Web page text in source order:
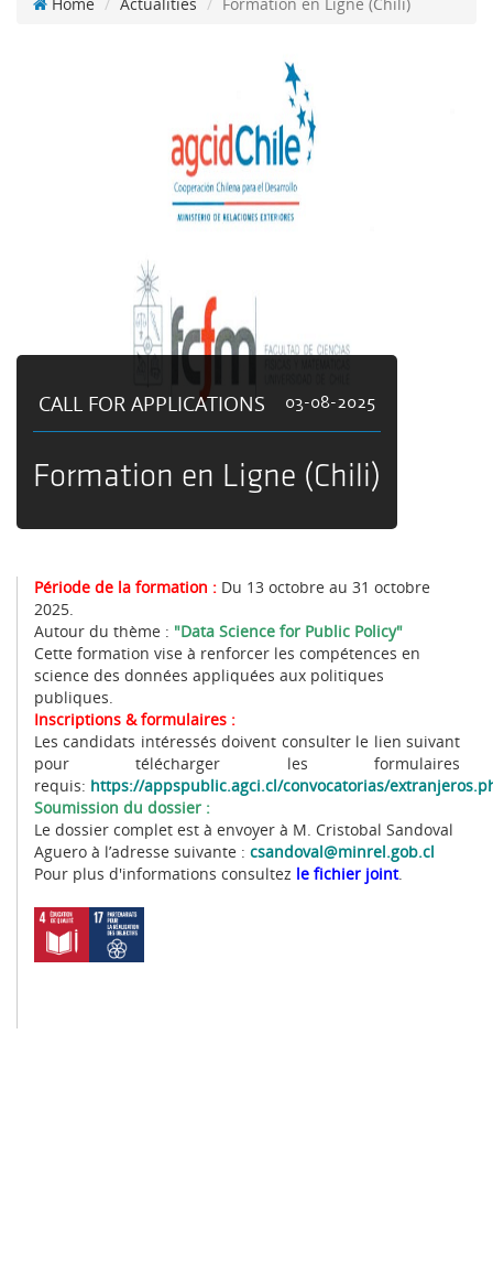
CALL FOR APPLICATIONS 03-08-2025
Formation en Ligne (Chili)
Période de la formation : Du 13 octobre au 31 octobre
2025.
Autour du thème : "Data Science for Public Policy"
Cette formation vise à renforcer les compétences en
science des données appliquées aux politiques
publiques.
Inscriptions & formulaires :
Les candidats intéressés doivent consulter le lien suivant
pour télécharger les formulaires
requis: https://appspublic.agci.cl/convocatorias/
Soumission du dossier :
Le dossier complet est à envoyer à M. Cristobal Sandoval
Aguero à l’adresse suivante : csandoval@minrel.gob.cl
Pour plus d'informations consultez le fichier joint.